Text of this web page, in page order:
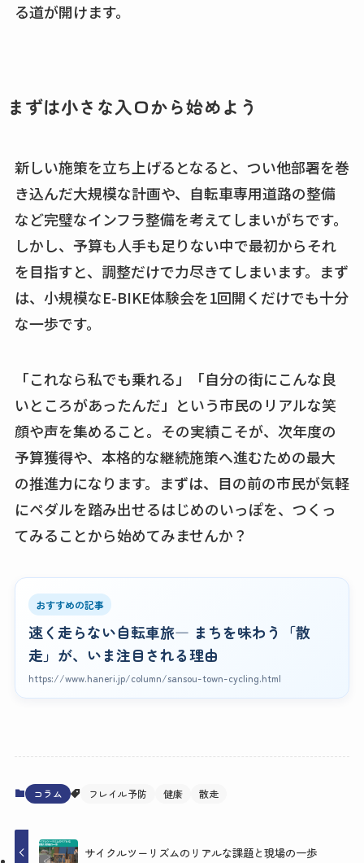
る道が開けます。
まずは小さな入口から始めよう
新しい施策を立ち上げるとなると、つい他部署を巻
き込んだ大規模な計画や、自転車専用道路の整備
など完璧なインフラ整備を考えてしまいがちです。
しかし、予算も人手も足りない中で最初からそれ
を目指すと、調整だけで力尽きてしまいます。まず
は、小規模なE-BIKE体験会を1回開くだけでも十分
な一歩です。
「これなら私でも乗れる」「自分の街にこんな良
いところがあったんだ」という市民のリアルな笑
顔や声を集めること。その実績こそが、次年度の
予算獲得や、本格的な継続施策へ進むための最大
の推進力になります。まずは、目の前の市民が気軽
にペダルを踏み出せるはじめのいっぽを、つくっ
てみることから始めてみませんか？
おすすめの記事
速く走らない自転車旅― まちを味わう「散
走」が、いま注目される理由
https://www.haneri.jp/column/sansou-town-cycling.html
コラム フレイル予防 健康 散走
サイクルツーリズムのリアルな課題と現場の一歩